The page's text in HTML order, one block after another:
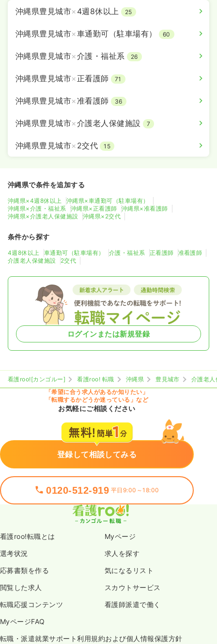
沖縄県豊見城市× 4週8休以上 25
沖縄県豊見城市×車通勤可（駐車場有） 60
沖縄県豊見城市×介護・福祉系 26
沖縄県豊見城市× 正看護師 71
沖縄県豊見城市×准看護師 36
沖縄県豊見城市×介護老人保健施設 7
沖縄県豊見城市× 2交代 15
沖縄県で条件を追加する
沖縄県×4週8休以上
沖縄県×車通勤可（駐車場有）
沖縄県×介護・福祉系
沖縄県×正看護師
沖縄県×准看護師
沖縄県×介護老人保健施設
沖縄県×2交代
条件から探す
4週8休以上 車通勤可（駐車場有） 介護・福祉系 正看護師
准看護師
介護老人保健施設
2交代
ログインまたは新規登録
看護roo![カンゴルー] 看護roo! 転職 沖縄県 豊見城市
介護老
「希望に合う求人があるか知りたい」
「転職するかどうか迷っている」など
お気軽にご相談ください
登録して相談してみる
0120-512-919 平日9:00～18:00
看護roo!転職とは Myページ
選考状況 求人を探す
応募書類を作る 気になるリスト
閲覧した求人 スカウトサービス
転職応援コンテンツ 看護師派遣で働く
MyページFAQ
転職・派遣就業サポート利用規約および個人情報保護方針